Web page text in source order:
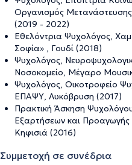
Οργανισμός
(2019 - 2022)
Εθελόντρια Ψυχολόγος,
Σοφία» , Γουδί (2018)
Ψυχολόγος,
Νοσοκομείο, Μέγαρο
Ψυχολόγος, Οικοτροφείο
ΕΠΑΨΥ, Λυκόβρυση (2017)
Πρακτική Άσκηση
Εξαρτήσεων και Προαγωγής
Κηφισιά (2016)
Συμμετοχή σε συνέδρια